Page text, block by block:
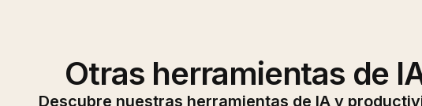
Otras herramientas de
Descubre nuestras herramientas de IA y